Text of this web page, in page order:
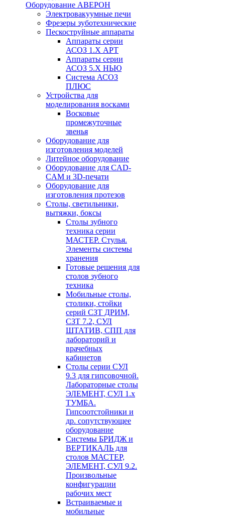
Оборудование АВЕРОН
Электровакуумные печи
Фрезеры зуботехнические
Пескоструйные аппараты
Аппараты серии
АСОЗ 1.Х АРТ
Аппараты серии
АСОЗ 5.Х НЬЮ
Система АСОЗ
ПЛЮС
Устройства для
моделирования восками
Восковые
промежуточные
звенья
Оборудование для
изготовления моделей
Литейное оборудование
Оборудование для CAD-
CAM и 3D-печати
Оборудование для
изготовления протезов
Cтолы, светильники,
вытяжки, боксы
Столы зубного
техника серии
МАСТЕР. Стулья.
Элементы системы
хранения
Готовые решения для
столов зубного
техника
Мобильные столы,
столики, стойки
серий СЗТ ДРИМ,
СЗТ 7.2, СУЛ
ШТАТИВ, СПП для
лабораторий и
врачебных
кабинетов
Столы серии СУЛ
9.3 для гипсовочной.
Лабораторные столы
ЭЛЕМЕНТ, СУЛ 1.х
ТУМБА.
Гипсоотстойники и
др. сопутствующее
оборудование
Системы БРИДЖ и
ВЕРТИКАЛЬ для
столов МАСТЕР,
ЭЛЕМЕНТ, СУЛ 9.2.
Произвольные
конфигурации
рабочих мест
Встраиваемые и
мобильные